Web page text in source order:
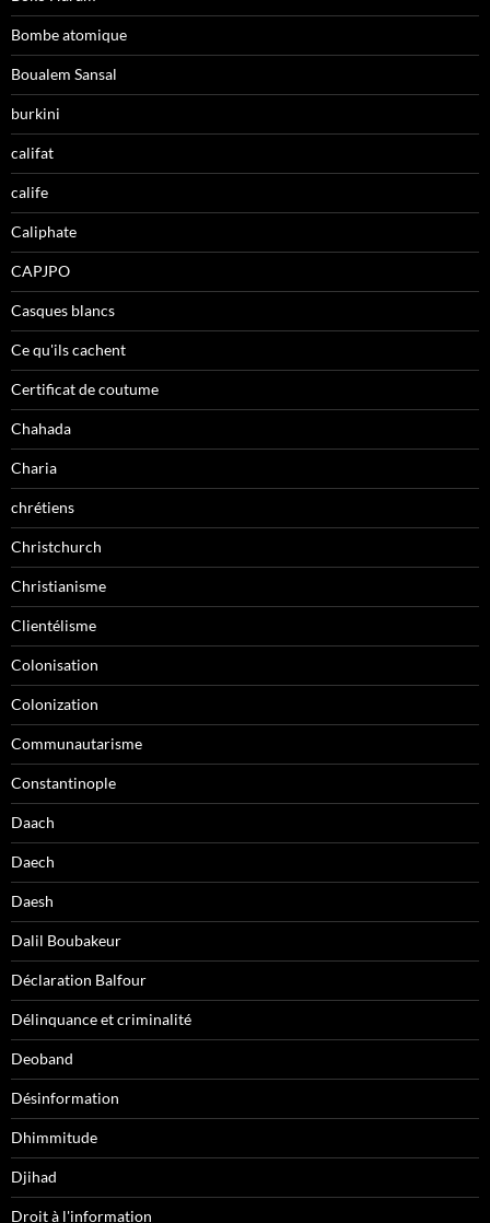
Bombe atomique
Boualem Sansal
burkini
califat
calife
Caliphate
CAPJPO
Casques blancs
Ce qu'ils cachent
Certificat de coutume
Chahada
Charia
chrétiens
Christchurch
Christianisme
Clientélisme
Colonisation
Colonization
Communautarisme
Constantinople
Daach
Daech
Daesh
Dalil Boubakeur
Déclaration Balfour
Délinquance et criminalité
Deoband
Désinformation
Dhimmitude
Djihad
Droit à l'information